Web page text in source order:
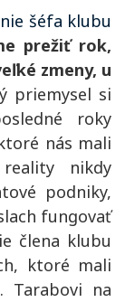
šéfa klubu
prežiť rok,
zmeny, u
priemysel si
roky
nás mali
nikdy
podniky,
fungovať
člena klubu
ktoré mali
Tarabovi na